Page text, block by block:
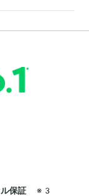
保証 ※3